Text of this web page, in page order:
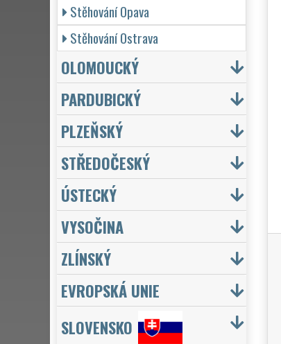
Stěhování Opava
Stěhování Ostrava
OLOMOUCKÝ
PARDUBICKÝ
PLZEŇSKÝ
STŘEDOČESKÝ
ÚSTECKÝ
VYSOČINA
ZLÍNSKÝ
EVROPSKÁ UNIE
SLOVENSKO